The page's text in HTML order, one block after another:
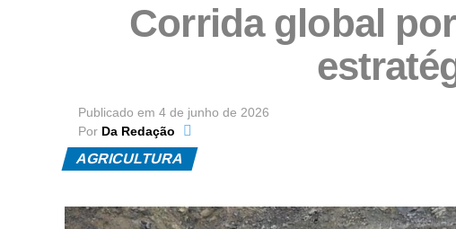
Corrida global
Publicado em 4 de junho de 2026
Por Da Redação
AGRICULTURA